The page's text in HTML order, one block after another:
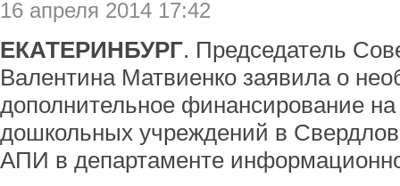
16 апреля 2014 17:42
ЕКАТЕРИНБУРГ. Председатель
Валентина Матвиенко заявила о
дополнительное финансирование на
дошкольных учреждений в
АПИ в департаменте